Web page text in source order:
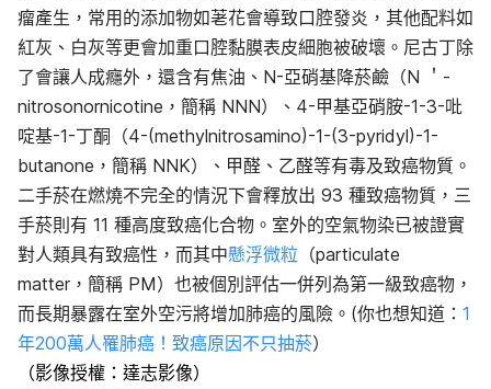
瘤產生，常用的添加物如荖花會導致口腔發炎，其他配料如
紅灰、白灰等更會加重口腔黏膜表皮細胞被破壞。尼古丁除
了會讓人成癮外，還含有焦油、N-亞硝基降菸鹼（N ＇-
nitrosonornicotine，簡稱 NNN）、4-甲基亞硝胺-1-3-吡
啶基-1-丁酮（4-(methylnitrosamino)-1-(3-pyridyl)-1-
butanone，簡稱 NNK）、甲醛、乙醛等有毒及致癌物質。
二手菸在燃燒不完全的情況下會釋放出 93 種致癌物質，三
手菸則有 11 種高度致癌化合物。室外的空氣物染已被證實
對人類具有致癌性，而其中懸浮微粒 （particulate
matter，簡稱 PM）也被個別評估一併列為第一級致癌物，
而長期暴露在室外空污將增加肺癌的風險。(你也想知道： 1
年200萬人罹肺癌！致癌原因不只抽菸）
（影像授權：達志影像）